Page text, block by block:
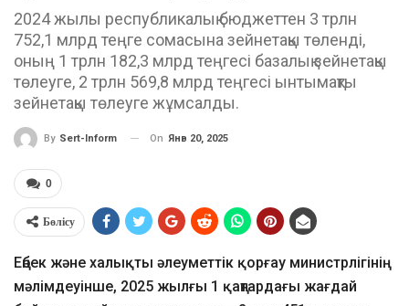
2024 жылы республикалық бюджеттен 3 трлн
752,1 млрд теңге сомасына зейнетақы төленді,
оның 1 трлн 182,3 млрд теңгесі базалық зейнетақы
төлеуге, 2 трлн 569,8 млрд теңгесі ынтымақты
зейнетақы төлеуге жұмсалды.
By Sert-Inform On Янв 20, 2025
0
Бөлісу
Еңбек және халықты әлеуметтік қорғау министрлігінің
мәлімдеуінше, 2025 жылғы 1 қаңтардағы жағдай